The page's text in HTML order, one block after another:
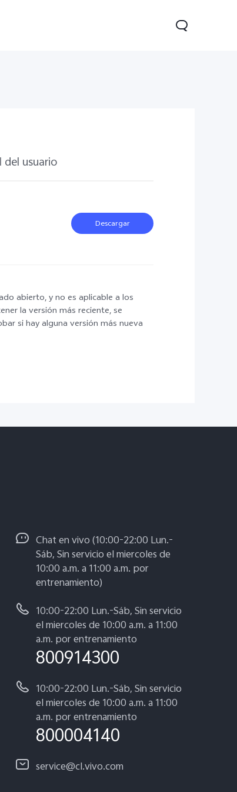
del usuario
Descargar
abierto, y no es aplicable a los
la versión más reciente, se
si hay alguna versión más nueva
Chat en vivo (10:00-22:00 Lun.-
Sáb, Sin servicio el miercoles de
10:00 a.m. a 11:00 a.m. por
entrenamiento)
10:00-22:00 Lun.-Sáb, Sin servicio
el miercoles de 10:00 a.m. a 11:00
a.m. por entrenamiento
800914300
10:00-22:00 Lun.-Sáb, Sin servicio
el miercoles de 10:00 a.m. a 11:00
a.m. por entrenamiento
800004140
service@cl.vivo.com